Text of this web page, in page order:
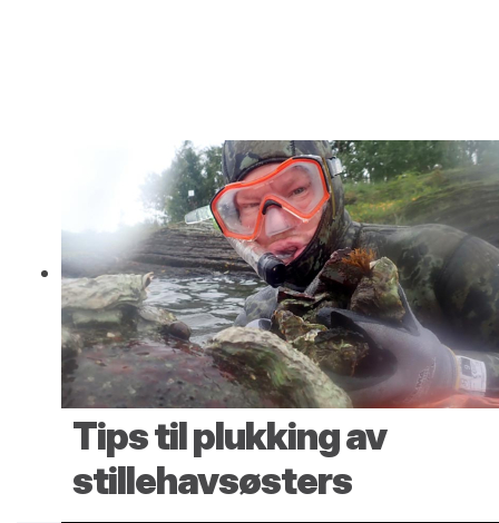
Tips til plukking av
stillehavsøsters